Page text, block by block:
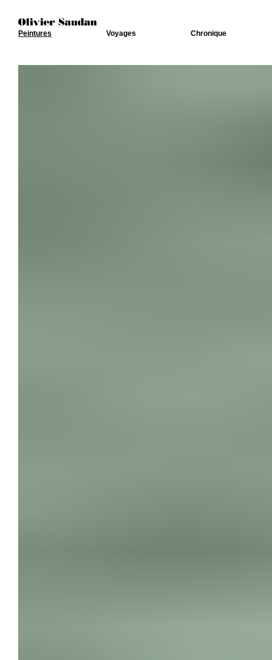
Peintures Voyages Chronique